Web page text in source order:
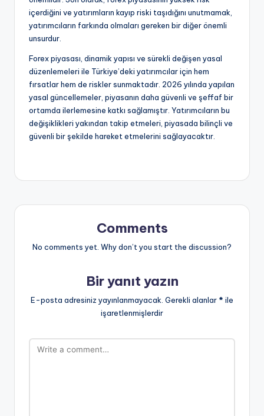
içerdiğini ve yatırımların kayıp riski taşıdığını unutmamak,
yatırımcıların farkında olmaları gereken bir diğer önemli
unsurdur.
Forex piyasası, dinamik yapısı ve sürekli değişen yasal
düzenlemeleri ile Türkiye’deki yatırımcılar için hem
fırsatlar hem de riskler sunmaktadır. 2026 yılında yapılan
yasal güncellemeler, piyasanın daha güvenli ve şeffaf bir
ortamda ilerlemesine katkı sağlamıştır. Yatırımcıların bu
değişiklikleri yakından takip etmeleri, piyasada bilinçli ve
güvenli bir şekilde hareket etmelerini sağlayacaktır.
Comments
No comments yet. Why don’t you start the discussion?
Bir yanıt yazın
E-posta adresiniz yayınlanmayacak. Gerekli alanlar * ile
işaretlenmişlerdir